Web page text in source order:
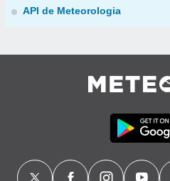
API de Meteorologia